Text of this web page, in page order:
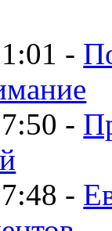
-
-
-